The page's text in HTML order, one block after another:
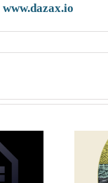
www.dazax.io